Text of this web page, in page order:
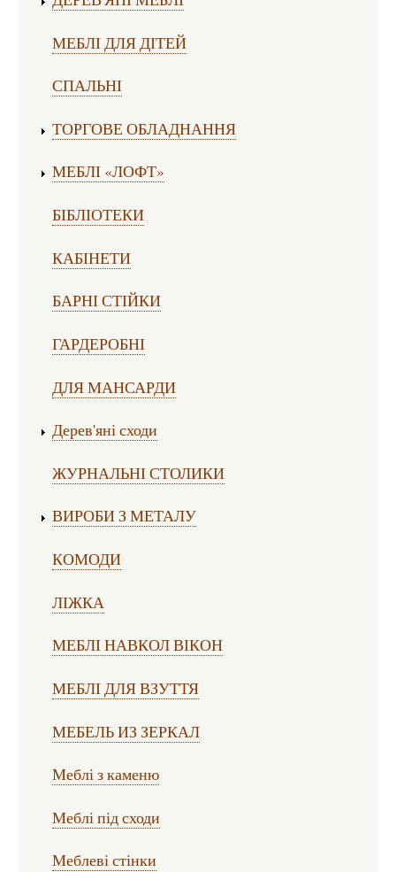
МЕБЛІ ДЛЯ ДІТЕЙ
СПАЛЬНІ
ТОРГОВЕ ОБЛАДНАННЯ
МЕБЛІ «ЛОФТ»
БІБЛІОТЕКИ
КАБІНЕТИ
БАРНІ СТІЙКИ
ГАРДЕРОБНІ
ДЛЯ МАНСАРДИ
Дерев'яні сходи
ЖУРНАЛЬНІ СТОЛИКИ
ВИРОБИ З МЕТАЛУ
КОМОДИ
ЛІЖКА
МЕБЛІ НАВКОЛ ВІКОН
МЕБЛІ ДЛЯ ВЗУТТЯ
МЕБЕЛЬ ИЗ ЗЕРКАЛ
Меблі з каменю
Меблі під сходи
Меблеві стінки